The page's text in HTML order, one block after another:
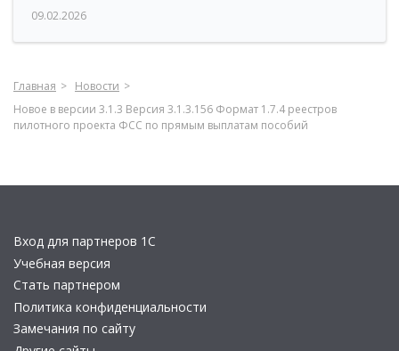
09.02.2026
Главная
Новости
Новое в версии 3.1.3 Версия 3.1.3.156 Формат 1.7.4 реестров
пилотного проекта ФСС по прямым выплатам пособий
Вход для партнеров 1С
Учебная версия
Стать партнером
Политика конфиденциальности
Замечания по сайту